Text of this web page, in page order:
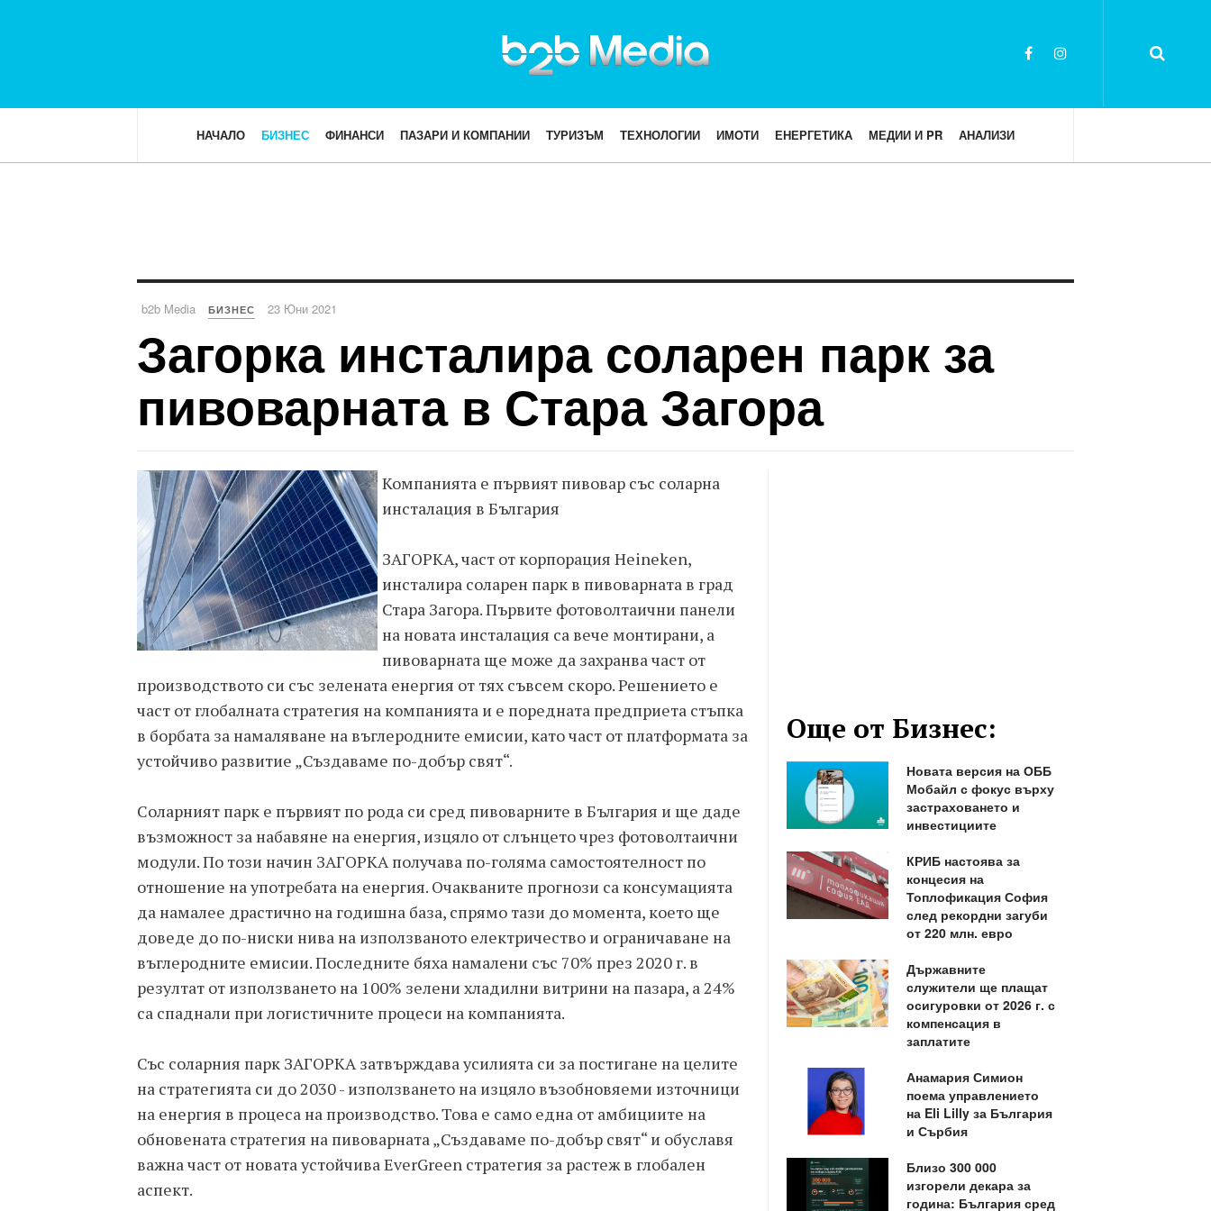
НАЧАЛО БИЗНЕС ФИНАНСИ ПАЗАРИ И КОМПАНИИ ТУРИЗЪМ ТЕХНОЛОГИИ ИМОТИ ЕНЕРГЕТИКА МЕДИИ И PR АНАЛИЗИ
b2b Media БИЗНЕС 23 Юни 2021
Загорка инсталира соларен парк за
пивоварната в Стара Загора
Компанията е първият пивовар със соларна
инсталация в България
ЗАГОРКА, част от корпорация Heineken,
инсталира соларен парк в пивоварната в град
Стара Загора. Първите фотоволтаични панели
на новата инсталация са вече монтирани, а
пивоварната ще може да захранва част от
производството си със зелената енергия от тях съвсем скоро. Решението е
част от глобалната стратегия на компанията и е поредната предприета стъпка
в борбата за намаляване на въглеродните емисии, като част от платформата за
устойчиво развитие „Създаваме по-добър свят“.
Соларният парк е първият по рода си сред пивоварните в България и ще даде
възможност за набавяне на енергия, изцяло от слънцето чрез фотоволтаични
модули. По този начин ЗАГОРКА получава по-голяма самостоятелност по
отношение на употребата на енергия. Очакваните прогнози са консумацията
да намалее драстично на годишна база, спрямо тази до момента, което ще
доведе до по-ниски нива на използваното електричество и ограничаване на
въглеродните емисии. Последните бяха намалени със 70% през 2020 г. в
резултат от използването на 100% зелени хладилни витрини на пазара, а 24%
са спаднали при логистичните процеси на компанията.
Със соларния парк ЗАГОРКА затвърждава усилията си за постигане на целите
на стратегията си до 2030 - използването на изцяло възобновяеми източници
на енергия в процеса на производство. Това е само една от амбициите на
обновената стратегия на пивоварната „Създаваме по-добър свят“ и обуславя
важна част от новата устойчива EverGreen стратегия за растеж в глобален
аспект.
Още от Бизнес:
Новата версия на ОББ
Мобайл с фокус върху
застраховането и
инвестициите
КРИБ настоява за
концесия на
Топлофикация София
след рекордни загуби
от 220 млн. евро
Държавните
служители ще плащат
осигуровки от 2026 г. с
компенсация в
заплатите
Анамария Симион
поема управлението
на Eli Lilly за България
и Сърбия
Близо 300 000
изгорели декара за
година: България сред